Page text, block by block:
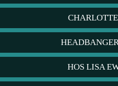
HOS LISA